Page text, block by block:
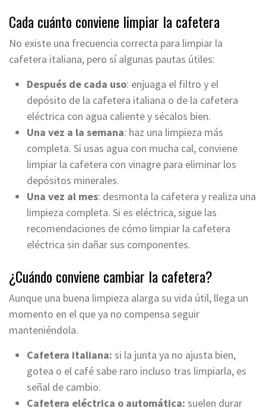
Cada cuánto conviene limpiar la cafetera
No existe una frecuencia correcta para limpiar la
cafetera italiana, pero sí algunas pautas útiles:
Después de cada uso: enjuaga el filtro y el
depósito de la cafetera italiana o de la cafetera
eléctrica con agua caliente y sécalos bien.
Una vez a la semana: haz una limpieza más
completa. Si usas agua con mucha cal, conviene
limpiar la cafetera con vinagre para eliminar los
depósitos minerales.
Una vez al mes: desmonta la cafetera y realiza una
limpieza completa. Si es eléctrica, sigue las
recomendaciones de cómo limpiar la cafetera
eléctrica sin dañar sus componentes.
¿Cuándo conviene cambiar la cafetera?
Aunque una buena limpieza alarga su vida útil, llega un
momento en el que ya no compensa seguir
manteniéndola.
Cafetera italiana: si la junta ya no ajusta bien,
gotea o el café sabe raro incluso tras limpiarla, es
señal de cambio.
Cafetera eléctrica o automática: suelen durar